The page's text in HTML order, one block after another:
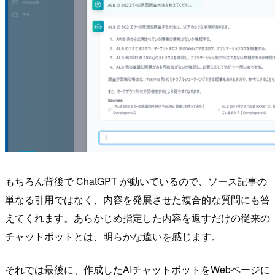
もちろん背後で ChatGPT が動いているので、ソース記事の
単なる引用ではなく、内容を発展させた複合的な質問にも答
えてくれます。あらかじめ指定した内容を返すだけの従来の
チャットボットとは、明らかな違いを感じます。
それでは最後に、作成したAIチャットボットをWebページに